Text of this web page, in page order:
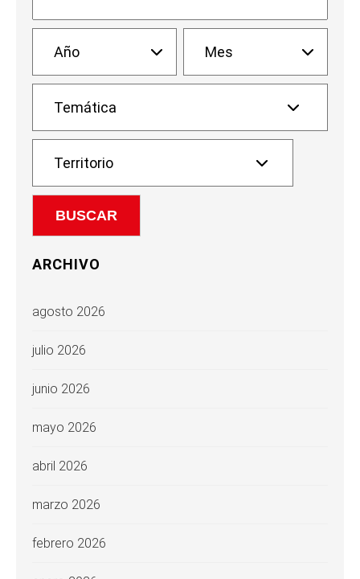
ARCHIVO
agosto 2026
julio 2026
junio 2026
mayo 2026
abril 2026
marzo 2026
febrero 2026